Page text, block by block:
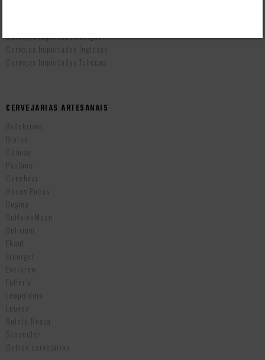
Cervejas Importadas Belgas
Cervejas Importadas Inglesas
Cervejas Importadas Tchecas
CERVEJARIAS ARTESANAIS
Bodebrown
Brotas
Chimay
Paulaner
Czechvar
Hocus Pocus
Dogma
DeHalveMaan
Delirium
Ekaut
Erdinger
Everbrew
Fuller’s
Leopoldina
Leuven
Roleta Russa
Schneider
Outras cervejarias